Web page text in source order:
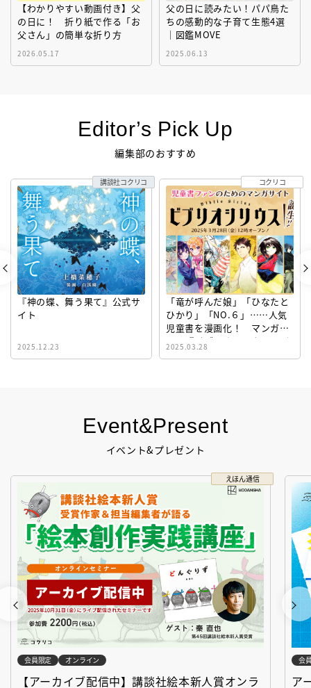
Event&Present
イベント&プレゼント
えほん通信
会員限定 オンライン
【アーカイブ配信中】講談社絵本新人賞オンラ
会
ア
【わかりやすい動画付き】父
の日に！ 折り紙で作る「お
父さん」の簡単な折り方
2026.05.17
父の日に読みたい！パパ鳥た
ちの感動的な子育て生態4選
｜図鑑MOVE
2025.06.13
Editor’s Pick Up
編集部のおすすめ
『神の蝶、舞う果て』公式サ
イト
2025.12.23
講談社コクリコ
「竜が呼んだ娘」「ひなたと
ひかり」「NO.６」……人気
児童書を漫画化！ マンガサ
イト『ビブリオシリウス』誕
生！
2025.03.28
コクリコ